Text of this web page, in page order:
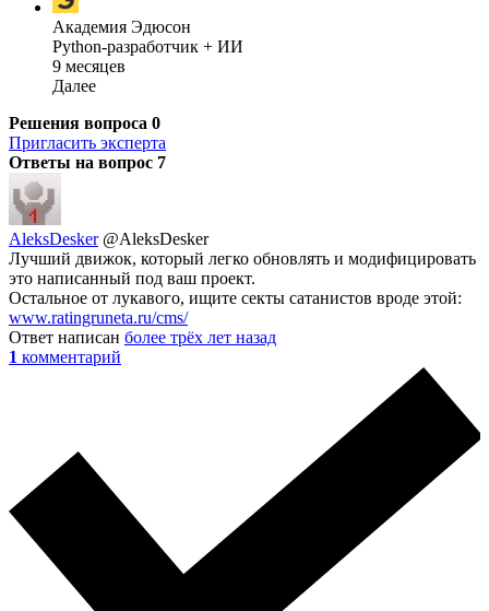
Академия Эдюсон
Python-разработчик + ИИ
9 месяцев
Далее
Решения вопроса 0
Пригласить эксперта
Ответы на вопрос 7
AleksDesker @AleksDesker
Лучший движок, который легко обновлять и модифицировать
это написанный под ваш проект.
Остальное от лукавого, ищите секты сатанистов вроде этой:
www.ratingruneta.ru/cms/
Ответ написан более трёх лет назад
1 комментарий